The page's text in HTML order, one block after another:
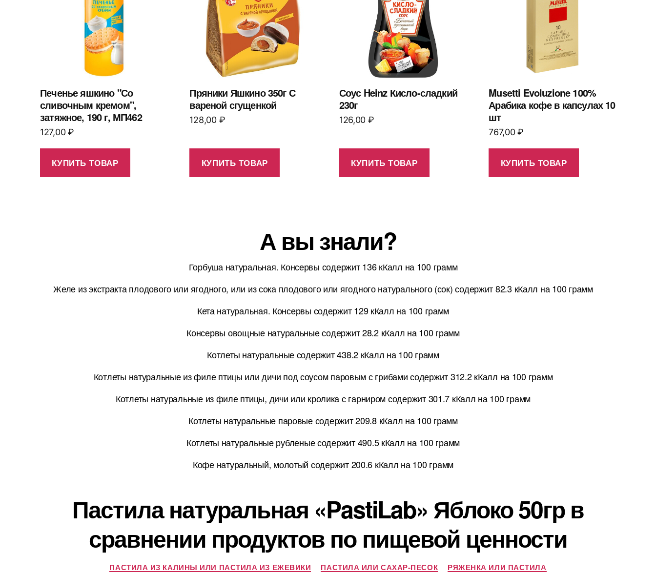
Печенье яшкино "Со
сливочным кремом",
затяжное, 190 г, МП462
127,00₽
КУПИТЬ ТОВАР
Пряники Яшкино 350г С
вареной сгущенкой
128,00 ₽
КУПИТЬ ТОВАР
Соус Heinz Кисло-сладкий
230г
126,00 ₽
КУПИТЬ ТОВАР
Musetti Evoluzione 100%
Арабика кофе в капсулах 10
шт
767,00₽
КУПИТЬ ТОВАР
А вы знали?
Горбуша натуральная. Консервы содержит 136 кКалл на 100 грамм
Желе из экстракта плодового или ягодного, или из сока плодового или ягодного натурального (сок) содержит 82.3 кКалл на 100 грамм
Кета натуральная. Консервы содержит 129 кКалл на 100 грамм
Консервы овощные натуральные содержит 28.2 кКалл на 100 грамм
Котлеты натуральные содержит 438.2 кКалл на 100 грамм
Котлеты натуральные из филе птицы или дичи под соусом паровым с грибами содержит 312.2 кКалл на 100 грамм
Котлеты натуральные из филе птицы, дичи или кролика с гарниром содержит 301.7 кКалл на 100 грамм
Котлеты натуральные паровые содержит 209.8 кКалл на 100 грамм
Котлеты натуральные рубленые содержит 490.5 кКалл на 100 грамм
Кофе натуральный, молотый содержит 200.6 кКалл на 100 грамм
Пастила натуральная «PastiLab» Яблоко 50гр в
сравнении продуктов по пищевой ценности
ПАСТИЛА ИЗ КАЛИНЫ ИЛИ ПАСТИЛА ИЗ ЕЖЕВИКИ ПАСТИЛА ИЛИ САХАР-ПЕСОК
РЯЖЕНКА ИЛИ ПАСТИЛА